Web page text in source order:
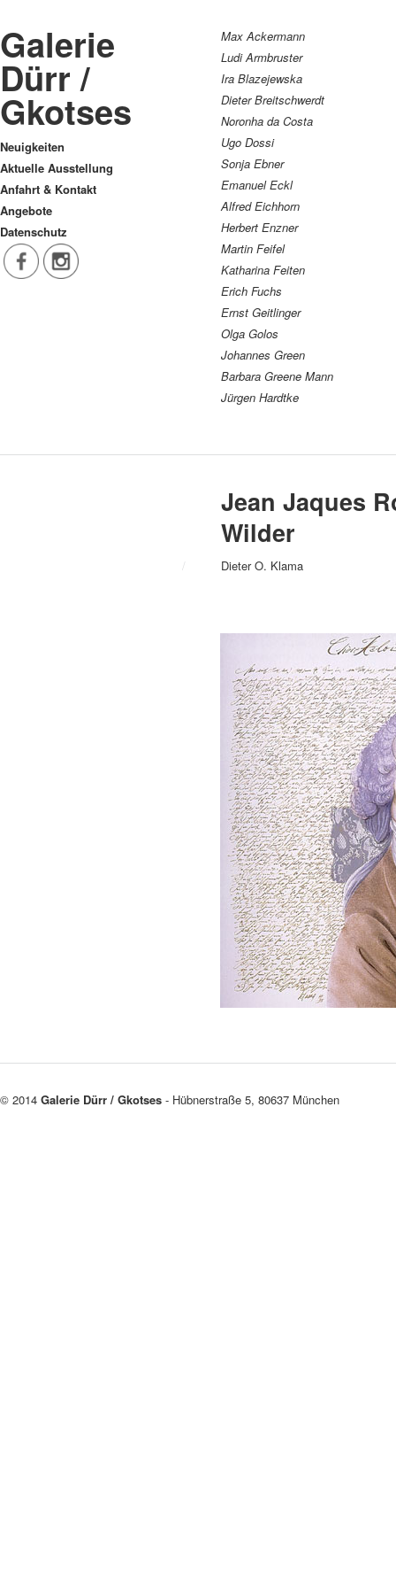
Galerie
Dürr /
Gkotses
Neuigkeiten
Aktuelle Ausstellung
Anfahrt & Kontakt
Angebote
Datenschutz
Max Ackermann
Ludi Armbruster
Ira Blazejewska
Dieter Breitschwerdt
Noronha da Costa
Ugo Dossi
Sonja Ebner
Emanuel Eckl
Alfred Eichhorn
Herbert Enzner
Martin Feifel
Katharina Feiten
Erich Fuchs
Ernst Geitlinger
Olga Golos
Johannes Green
Barbara Greene Mann
Jürgen Hardtke
Jean Jaques
Wilder
/ Dieter O. Klama
© 2014 Galerie Dürr / Gkotses - Hübnerstraße 5, 80637 München